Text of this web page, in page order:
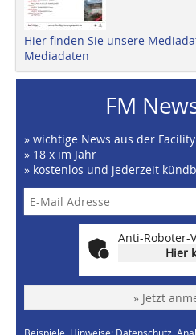
Hier finden Sie unsere
Mediadaten
FM
» wichtige News aus der
» 18 x im Jahr
» kostenlos und jederzeit
Anti-Roboter-
Hier
» Jetzt